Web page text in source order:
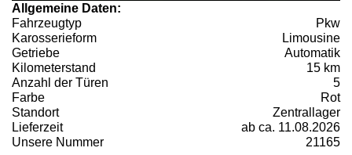
Allgemeine Daten:
Fahrzeugtyp
Pkw
Karosserieform
Limousine
Getriebe
Automatik
Kilometerstand
15 km
Anzahl der Türen
5
Farbe
Rot
Standort
Zentrallager
Lieferzeit
ab ca. 11.08.2026
Unsere Nummer
21165